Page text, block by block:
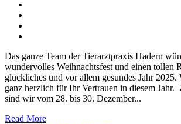
Das ganze Team der Tierarztpraxis Hadern
wundervolles Weihnachtsfest und einen tollen
glückliches und vor allem gesundes Jahr 2025.
ganz herzlich für Ihr Vertrauen in diesem Jahr.
sind wir vom 28. bis 30. Dezember...
Read More